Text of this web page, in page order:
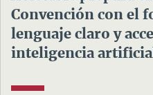
Convención con el
lenguaje claro y
inteligencia